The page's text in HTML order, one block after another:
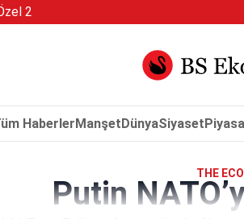
2
HaberlerManşetDünyaSiyaset
THE
Putin